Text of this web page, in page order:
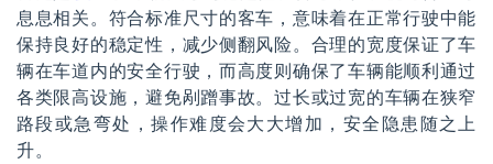
息息相关。符合标准尺寸的客车，意味着在正常行驶中能
保持良好的稳定性，减少侧翻风险。合理的宽度保证了车
辆在车道内的安全行驶，而高度则确保了车辆能顺利通过
各类限高设施，避免剐蹭事故。过长或过宽的车辆在狭窄
路段或急弯处，操作难度会大大增加，安全隐患随之上
升。